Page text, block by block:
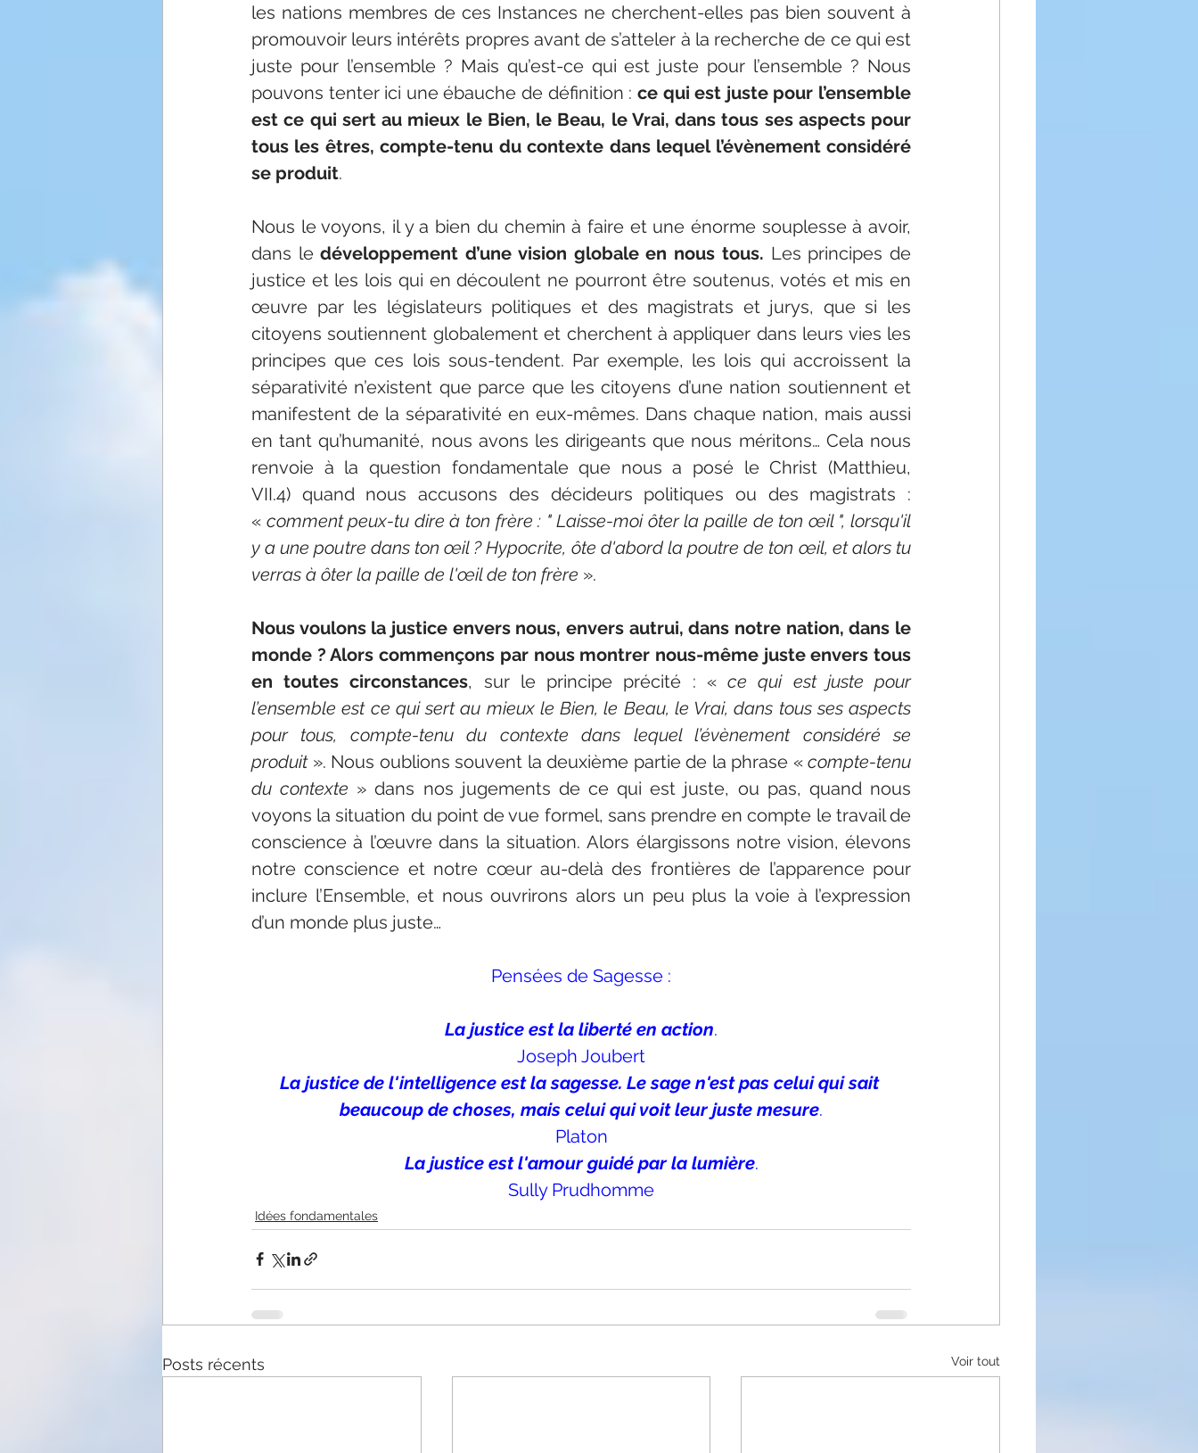
les nations membres de ces Instances ne cherchent-elles pas bien souvent à
promouvoir leurs intérêts propres avant de s’atteler à la recherche de ce qui est
juste pour l’ensemble ? Mais qu’est-ce qui est juste pour l’ensemble ? Nous
pouvons tenter ici une ébauche de définition : ce qui est juste pour l’ensemble
est ce qui sert au mieux le Bien, le Beau, le Vrai, dans tous ses aspects pour
tous les êtres, compte-tenu du contexte dans lequel l’évènement considéré
se produit.
Nous le voyons, il y a bien du chemin à faire et une énorme souplesse à avoir,
dans le développement d’une vision globale en nous tous. Les principes de
justice et les lois qui en découlent ne pourront être soutenus, votés et mis en
œuvre par les législateurs politiques et des magistrats et jurys, que si les
citoyens soutiennent globalement et cherchent à appliquer dans leurs vies les
principes que ces lois sous-tendent. Par exemple, les lois qui accroissent la
séparativité n’existent que parce que les citoyens d’une nation soutiennent et
manifestent de la séparativité en eux-mêmes. Dans chaque nation, mais aussi
en tant qu’humanité, nous avons les dirigeants que nous méritons… Cela nous
renvoie à la question fondamentale que nous a posé le Christ (Matthieu,
VII.4) quand nous accusons des décideurs politiques ou des magistrats :
« comment peux-tu dire à ton frère : " Laisse-moi ôter la paille de ton œil ", lorsqu'il
y a une poutre dans ton œil ? Hypocrite, ôte d'abord la poutre de ton œil, et alors tu
verras à ôter la paille de l'œil de ton frère ».
Nous voulons la justice envers nous, envers autrui, dans notre nation, dans le
monde ? Alors commençons par nous montrer nous-même juste envers tous
en toutes circonstances, sur le principe précité : « ce qui est juste pour
l’ensemble est ce qui sert au mieux le Bien, le Beau, le Vrai, dans tous ses aspects
pour tous, compte-tenu du contexte dans lequel l’évènement considéré se
produit ». Nous oublions souvent la deuxième partie de la phrase « compte-tenu
du contexte » dans nos jugements de ce qui est juste, ou pas, quand nous
voyons la situation du point de vue formel, sans prendre en compte le travail de
conscience à l’œuvre dans la situation. Alors élargissons notre vision, élevons
notre conscience et notre cœur au-delà des frontières de l’apparence pour
inclure l’Ensemble, et nous ouvrirons alors un peu plus la voie à l’expression
d’un monde plus juste…
Pensées de Sagesse :
La justice est la liberté en action.
Joseph Joubert
La justice de l'intelligence est la sagesse. Le sage n'est pas celui qui sait
beaucoup de choses, mais celui qui voit leur juste mesure.
Platon
La justice est l'amour guidé par la lumière.
Sully Prudhomme
Idées fondamentales
Posts récents Voir tout